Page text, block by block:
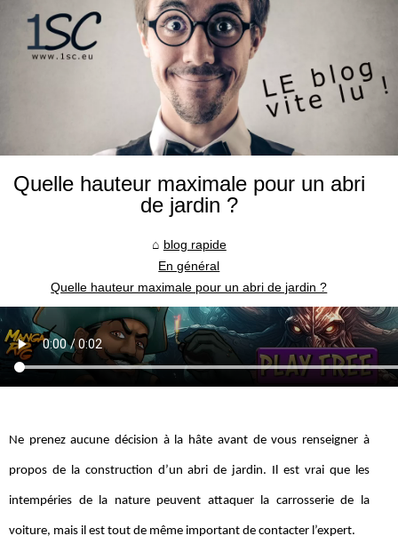
Quelle hauteur maximale pour un abri
de jardin ?
blog rapide
En général
Quelle hauteur maximale pour un abri de jardin ?
Ne prenez aucune décision à la hâte avant de vous renseigner à
propos de la construction d’un abri de jardin. Il est vrai que les
intempéries de la nature peuvent attaquer la carrosserie de la
voiture, mais il est tout de même important de contacter l’expert.